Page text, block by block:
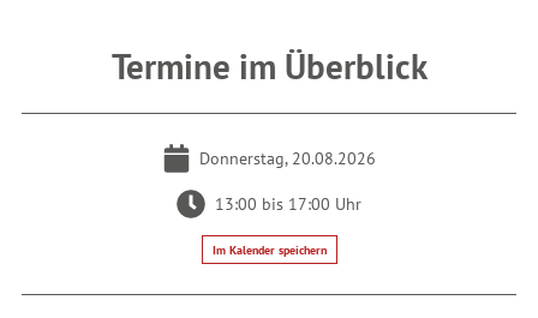
Termine im Überblick
Donnerstag, 20.08.2026
13:00 bis 17:00 Uhr
Im Kalender speichern